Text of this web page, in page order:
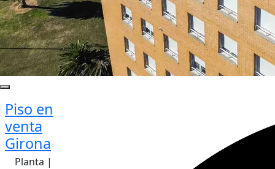
Piso en
venta
Girona
Planta |